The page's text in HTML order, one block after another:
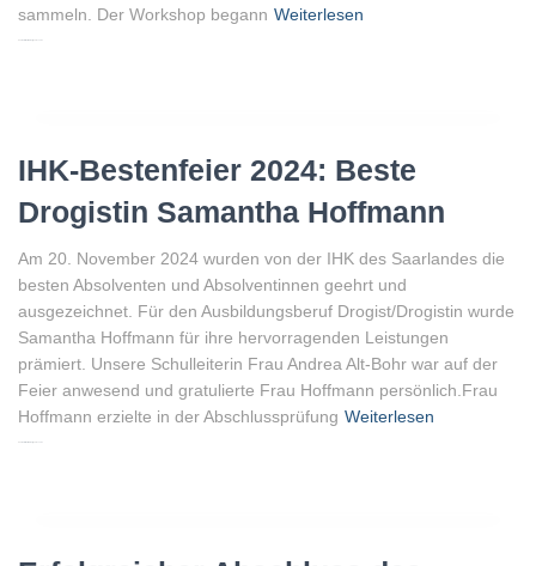
sammeln. Der Workshop begann Weiterlesen
IHK-Bestenfeier 2024: Beste
Drogistin Samantha Hoffmann
Am 20. November 2024 wurden von der IHK des Saarlandes die
besten Absolventen und Absolventinnen geehrt und
ausgezeichnet. Für den Ausbildungsberuf Drogist/Drogistin wurde
Samantha Hoffmann für ihre hervorragenden Leistungen
prämiert. Unsere Schulleiterin Frau Andrea Alt-Bohr war auf der
Feier anwesend und gratulierte Frau Hoffmann persönlich.Frau
Hoffmann erzielte in der Abschlussprüfung Weiterlesen